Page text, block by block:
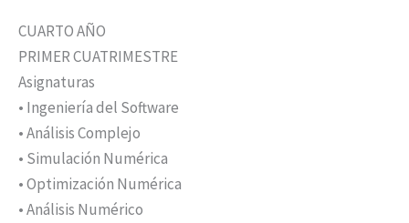
CUARTO AÑO
PRIMER CUATRIMESTRE
Asignaturas
• Ingeniería del Software
• Análisis Complejo
• Simulación Numérica
• Optimización Numérica
• Análisis Numérico